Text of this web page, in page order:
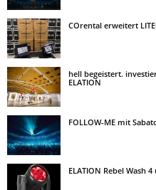
COrental erweitert
hell begeistert.
ELATION
FOLLOW-ME mit
ELATION Rebel Wash